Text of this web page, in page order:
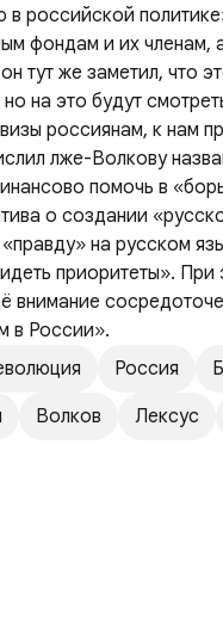
в российской
фондам и их членам,
тут же заметил, что
на это будут
россиянам, к нам
лже-Волкову
помочь в
о создании
на русском
приоритеты». При
внимание
в России».
Россия
Волков Лексус